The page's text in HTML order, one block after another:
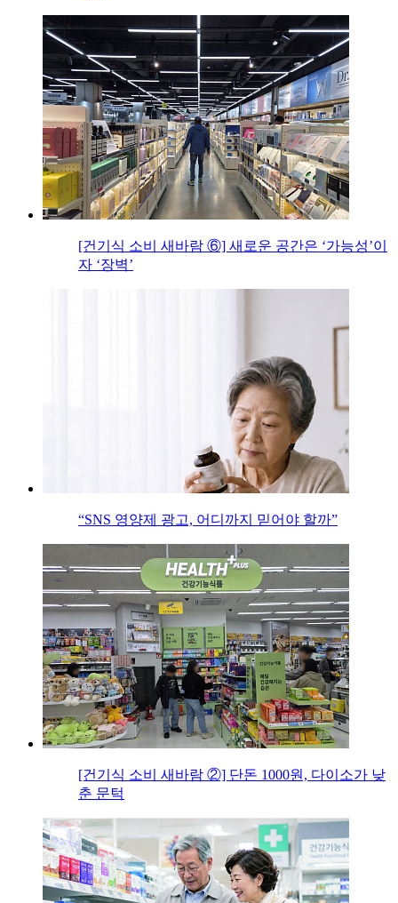
[건기식 소비 새바람 ⑥] 새로운 공간은 ‘가능성’이
자 ‘장벽’
“SNS 영양제 광고, 어디까지 믿어야 할까”
[건기식 소비 새바람 ②] 단돈 1000원, 다이소가 낮
춘 문턱